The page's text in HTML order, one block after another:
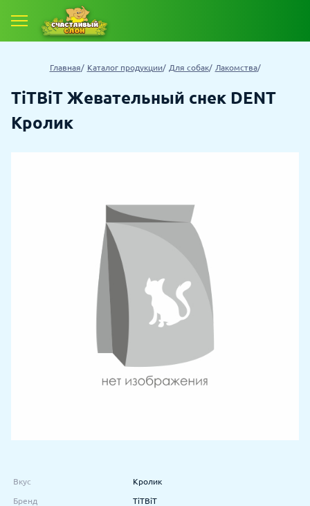
Главная Каталог продукции Для собак Лакомства
TiTBiT Жевательный снек DENT
Кролик
Вкус Кролик
Бренд TiTBiT